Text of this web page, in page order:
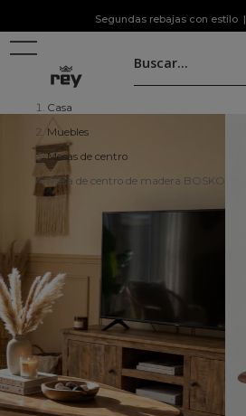
Segundas rebajas con estilo |
Casa
Muebles
Mesas de centro
Mesa de centro de madera BOSKO